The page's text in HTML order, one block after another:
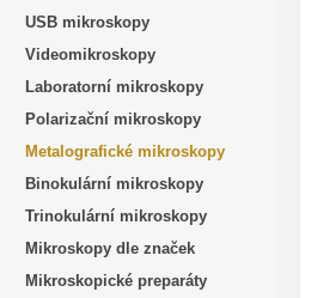
USB mikroskopy
Videomikroskopy
Laboratorní mikroskopy
Polarizační mikroskopy
Metalografické mikroskopy
Binokulární mikroskopy
Trinokulární mikroskopy
Mikroskopy dle značek
Mikroskopické preparáty